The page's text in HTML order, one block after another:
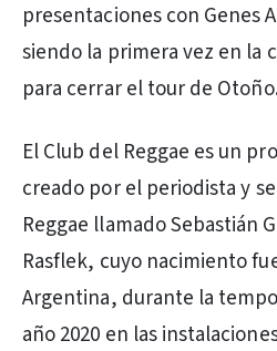
presentaciones con Genes
siendo la primera vez en la
para cerrar el tour de
El Club del Reggae es un
creado por el periodista y
Reggae llamado Sebastián
Rasflek, cuyo nacimiento
Argentina, durante la
año 2020 en las